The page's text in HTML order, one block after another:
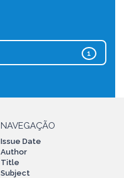
1
NAVEGAÇÃO
Issue Date
Author
Title
Subject